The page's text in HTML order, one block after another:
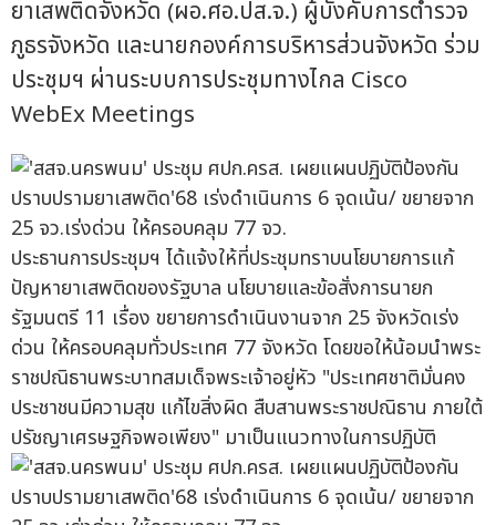
ยาเสพติดจังหวัด (ผอ.ศอ.ปส.จ.) ผู้บังคับการตำรวจ
ภูธรจังหวัด และนายกองค์การบริหารส่วนจังหวัด ร่วม
ประชุมฯ ผ่านระบบการประชุมทางไกล Cisco
WebEx Meetings
ประธานการประชุมฯ ได้แจ้งให้ที่ประชุมทราบนโยบายการแก้
ปัญหายาเสพติดของรัฐบาล นโยบายและข้อสั่งการนายก
รัฐมนตรี 11 เรื่อง ขยายการดำเนินงานจาก 25 จังหวัดเร่ง
ด่วน ให้ครอบคลุมทั่วประเทศ 77 จังหวัด โดยขอให้น้อมนำพระ
ราชปณิธานพระบาทสมเด็จพระเจ้าอยู่หัว "ประเทศชาติมั่นคง
ประชาชนมีความสุข แก้ไขสิ่งผิด สืบสานพระราชปณิธาน ภายใต้
ปรัชญาเศรษฐกิจพอเพียง" มาเป็นแนวทางในการปฏิบัติ